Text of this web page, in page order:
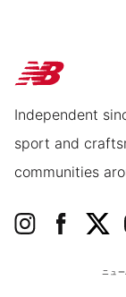
Independent
sport and
communities
ニュ